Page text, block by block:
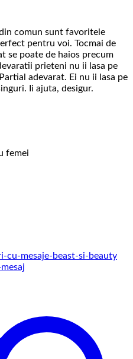
comun sunt favoritele
pentru voi. Tocmai de
se poate de haios precum
prieteni nu ii lasa pe
adevarat. Ei nu ii lasa pe
Ii ajuta, desigur.
femei